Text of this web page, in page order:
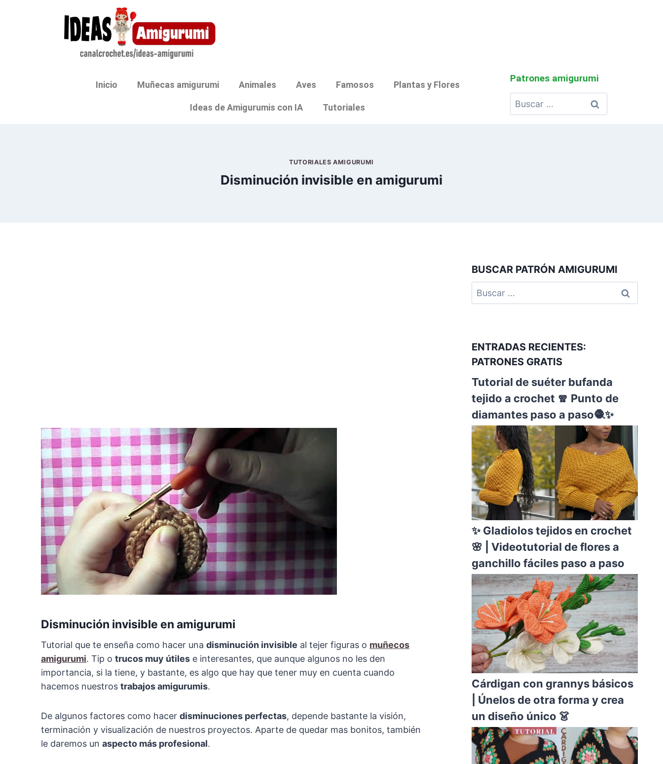
Inicio Muñecas amigurumi Animales Aves Famosos Plantas y Flores
Ideas de Amigurumis con IA Tutoriales
Patrones amigurumi
TUTORIALES AMIGURUMI
Disminución invisible en amigurumi
Disminución invisible en amigurumi
Tutorial que te enseña como hacer una disminución invisible al tejer figuras o muñecos
amigurumi. Tip o trucos muy útiles e interesantes, que aunque algunos no les den
importancia, si la tiene, y bastante, es algo que hay que tener muy en cuenta cuando
hacemos nuestros trabajos amigurumis.
De algunos factores como hacer disminuciones perfectas, depende bastante la visión,
terminación y visualización de nuestros proyectos. Aparte de quedar mas bonitos, también
le daremos un aspecto más profesional.
BUSCAR PATRÓN AMIGURUMI
ENTRADAS RECIENTES:
PATRONES GRATIS
Tutorial de suéter bufanda
tejido a crochet 🧣 Punto de
diamantes paso a paso🧶✨
✨ Gladiolos tejidos en crochet
🌸 | Videotutorial de flores a
ganchillo fáciles paso a paso
Cárdigan con grannys básicos
| Únelos de otra forma y crea
un diseño único 👗